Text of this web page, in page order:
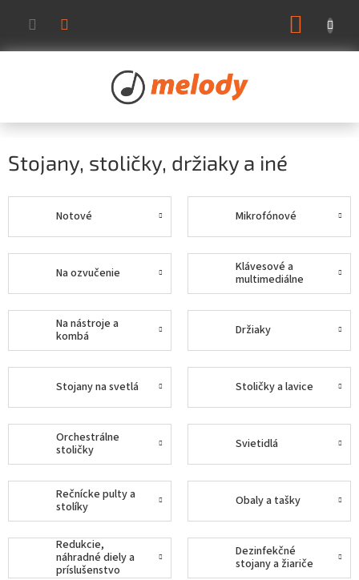
obsah
Stojany, stoličky, držiaky a iné
Notové Mikrofónové
Na ozvučenie
Klávesové a
multimediálne
Na nástroje a
kombá
Držiaky
Stojany na svetlá Stoličky a lavice
Orchestrálne
stoličky
Svietidlá
Rečnícke pulty a
stolíky
Obaly a tašky
Redukcie,
náhradné diely a
príslušenstvo
Dezinfekčné
stojany a žiariče